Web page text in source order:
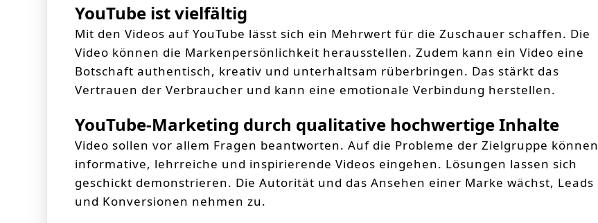
YouTube ist vielfältig
Mit den Videos auf YouTube lässt sich ein Mehrwert für die Zuschauer schaffen. Die
Video können die Markenpersönlichkeit herausstellen. Zudem kann ein Video eine
Botschaft authentisch, kreativ und unterhaltsam rüberbringen. Das stärkt das
Vertrauen der Verbraucher und kann eine emotionale Verbindung herstellen.
YouTube-Marketing durch qualitative hochwertige Inhalte
Video sollen vor allem Fragen beantworten. Auf die Probleme der Zielgruppe können
informative, lehrreiche und inspirierende Videos eingehen. Lösungen lassen sich
geschickt demonstrieren. Die Autorität und das Ansehen einer Marke wächst, Leads
und Konversionen nehmen zu.